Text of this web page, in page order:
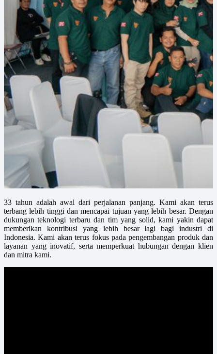
33 tahun adalah awal dari perjalanan panjang. Kami akan terus
terbang lebih tinggi dan mencapai tujuan yang lebih besar. Dengan
dukungan teknologi terbaru dan tim yang solid, kami yakin dapat
memberikan kontribusi yang lebih besar lagi bagi industri di
Indonesia. Kami akan terus fokus pada pengembangan produk dan
layanan yang inovatif, serta memperkuat hubungan dengan klien
dan mitra kami.